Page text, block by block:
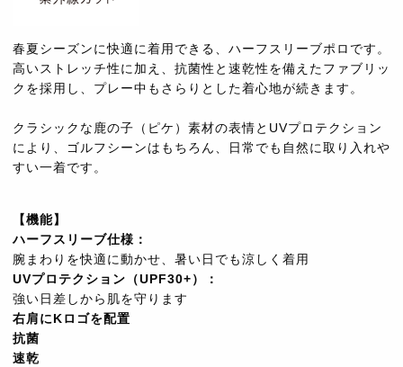
春夏シーズンに快適に着用できる、ハーフスリーブポロです。
高いストレッチ性に加え、抗菌性と速乾性を備えたファブリッ
クを採用し、プレー中もさらりとした着心地が続きます。
クラシックな鹿の子（ピケ）素材の表情とUVプロテクション
により、ゴルフシーンはもちろん、日常でも自然に取り入れや
すい一着です。
【機能】
ハーフスリーブ仕様：
腕まわりを快適に動かせ、暑い日でも涼しく着用
UVプロテクション（UPF30+）：
強い日差しから肌を守ります
右肩にKロゴを配置
抗菌
速乾